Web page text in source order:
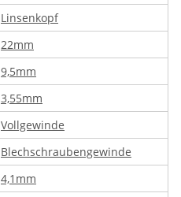
Linsenkopf
22mm
9,5mm
3,55mm
Vollgewinde
Blechschraubengewinde
4,1mm